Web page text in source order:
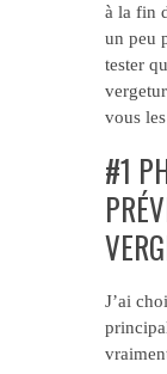
à la fin
un peu
tester
vous
#1
J’ai